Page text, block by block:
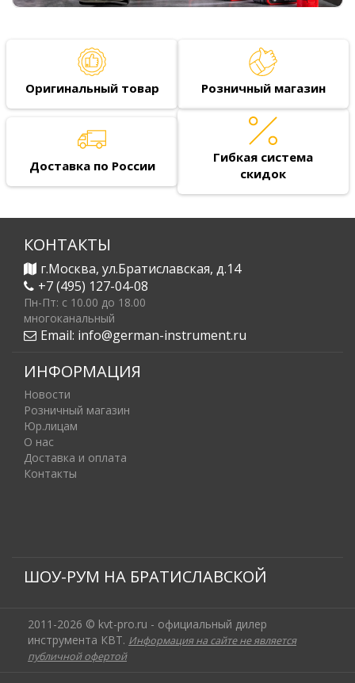
Оригинальный товар Розничный магазин
Доставка по России
Гибкая система
скидок
КОНТАКТЫ
г.Москва, ул.Братиславская, д.14
+7 (495) 127-04-08
Пн-Пт: c 10.00 до 18.00
многоканальный
Email: info@german-instrument.ru
ИНФОРМАЦИЯ
Новости
Розничный магазин
Юр.лицам
О нас
Доставка и оплата
Контакты
ШОУ-РУМ НА БРАТИСЛАВСКОЙ
2011-2026 © kvt-pro.ru - официальный дилер
инструмента КВТ. Информация на сайте не является
публичной офертой